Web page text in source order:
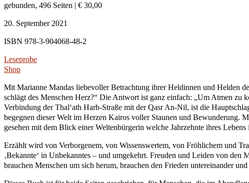
gebunden, 496 Seiten | € 30,00
20. September 2021
ISBN 978-3-904068-48-2
Leseprobe
Shop
Mit Marianne Mandas liebevoller Betrachtung ihrer Heldinnen und Helden
schlägt des Menschen Herz?“ Die Antwort ist ganz einfach: „Um Atmen zu
Verbindung der Thal‘ath Harb-Straße mit der Qasr An-Nil, ist die
begegnen dieser Welt im Herzen Kairos voller Staunen und Bewunderung.
gesehen mit dem Blick einer Weltenbürgerin welche Jahrzehnte ihres Lebens
Erzählt wird von Verborgenem, von Wissenswertem, von Fröhlichem und
‚Bekannte‘ in Unbekanntes – und umgekehrt. Freuden und Leiden von den
brauchen Menschen um sich herum, brauchen den Frieden untereinander und